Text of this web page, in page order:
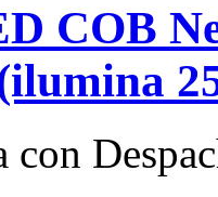
COB
con